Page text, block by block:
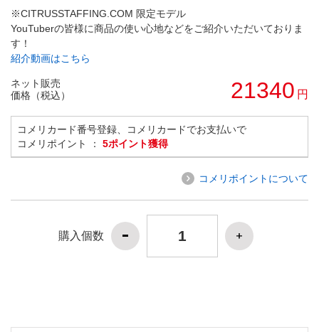
※CITRUSSTAFFING.COM 限定モデル
YouTuberの皆様に商品の使い心地などをご紹介いただいておりま
す！
紹介動画はこちら
ネット販売
価格（税込）
21340 円
コメリカード番号登録、コメリカードでお支払いで
コメリポイント ： 5ポイント獲得
コメリポイントについて
購入個数